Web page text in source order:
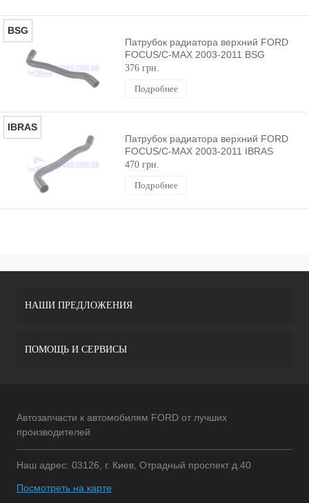
BSG
Патрубок радиатора верхний FORD
FOCUS/C-MAX 2003-2011 BSG
376 грн.
Подробнее
IBRAS
Патрубок радиатора верхний FORD
FOCUS/C-MAX 2003-2011 IBRAS
470 грн.
Подробнее
НАШИ ПРЕДЛОЖЕНИЯ
ПОМОЩЬ И СЕРВИСЫ
Автозапчасти к автомобилям FORD от лучших
производителей
Наш адрес: 03126, г. Киев, Отрадный проспект д.40
Посмотреть на карте